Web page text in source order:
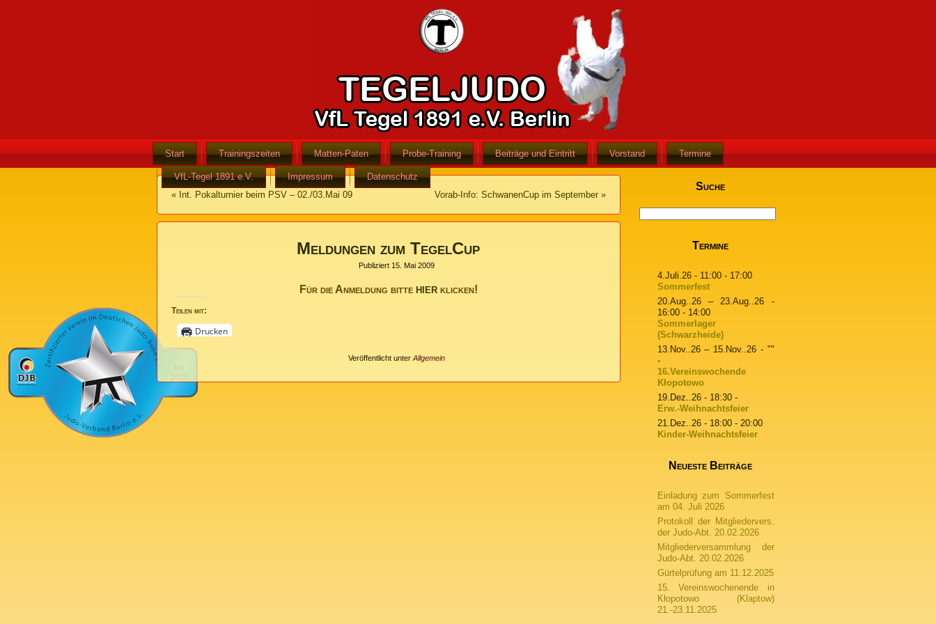
Start Trainingszeiten Matten-Paten Probe-Training Beiträge und Eintritt Vorstand Termine
VfL-Tegel 1891 e.V. Impressum
Datenschutz
« Int. Pokalturnier beim PSV – 02./03.Mai 09 Vorab-Info: SchwanenCup im September»
Meldungen zum TegelCup
Publiziert 15. Mai 2009
Für die Anmeldung bitte hierklicken!
Teilen mit:
Drucken
Veröffentlicht unter Allgemein
Suche
Termine
4.Juli.26- 11:00 - 17:00
Sommerfest
20.Aug..26
– 23.Aug..26 -
16:00 - 14:00
Sommerlager
(Schwarzheide)
13.Nov..26 – 15.Nov..26 - ""
-
16.Vereinswochende
Kłopotowo
19.Dez..26- 18:30 -
Erw.-Weihnachtsfeier
21.Dez..26- 18:00 - 20:00
Kinder-Weihnachtsfeier
Neueste Beiträge
Einladung zum Sommerfest
am 04. Juli 2026
Protokoll der Mitgliedervers.
der Judo-Abt. 20.02.2026
Mitgliederversammlung der
Judo-Abt. 20.02.2026
Gürtelprüfung am 11.12.2025
15. Vereinswochenende in
Kłopotowo (Klaptow)
21.-23.11.2025